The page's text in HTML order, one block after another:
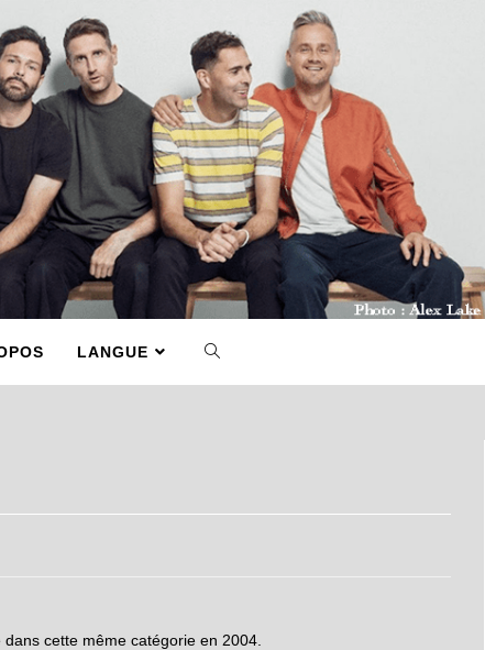
LANGUE
cette même catégorie en 2004.